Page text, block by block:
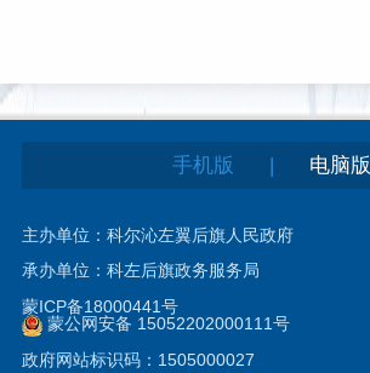
手机版 | 电脑版
主办单位：科尔沁左翼后旗人民政府
承办单位：科左后旗政务服务局
蒙ICP备18000441号
蒙公网安备 15052202000111号
政府网站标识码：1505000027